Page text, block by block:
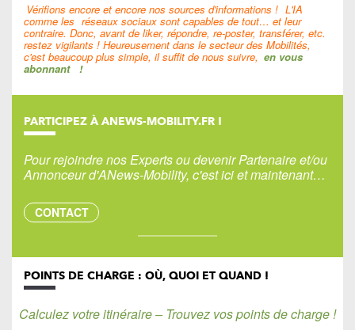
Vérifions encore et encore nos sources d'informations ! L'IA
comme les réseaux sociaux sont capables de tout… et leur
contraire. Donc, avant de liker, répondre, re-poster, transférer, etc.
restez vigilants ! Heureusement dans le secteur des Mobilités,
c'est beaucoup plus simple, il suffit de nous suivre, en vous
abonnant !
PARTICIPEZ À ANEWS-MOBILITY.FR !
Pour rejoindre nos Experts ou devenir Partenaire et/ou
Annonceur d'ANews-Mobility, c'est ici et maintenant…
CONTACT
POINTS DE CHARGE : OÙ, QUOI ET QUAND !
Calculez votre itinéraire – Trouvez vos points de charge !